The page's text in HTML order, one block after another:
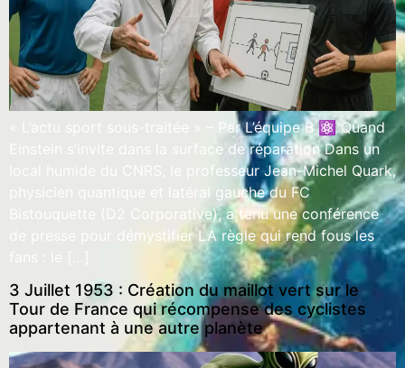
« L’actu sport sous-traitée » – Par L’équipe B ⚛️ Quand
Einstein s’invite dans la surface de réparation Dans un
local humide du CNRS, le professeur Jean-Michel Quark,
physicien quantique et latéral gauche du FC
Bistouquette (D2 Corporative), a tenu une conférence
de presse pour démystifier LA règle qui rend fous les
fans : le […]
3 Juillet 1953 : Création du maillot vert sur le
Tour de France qui récompense des cyclistes
appartenant à une autre planète